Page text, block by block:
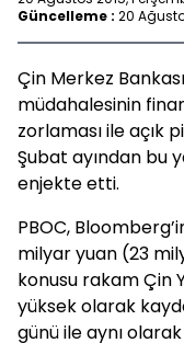
Güncelleme : 20
Çin Merkez
müdahalesinin
zorlaması ile açık
Şubat ayından bu
enjekte etti.
PBOC,
milyar yuan (23
konusu rakam Çin
yüksek olarak
günü ile aynı